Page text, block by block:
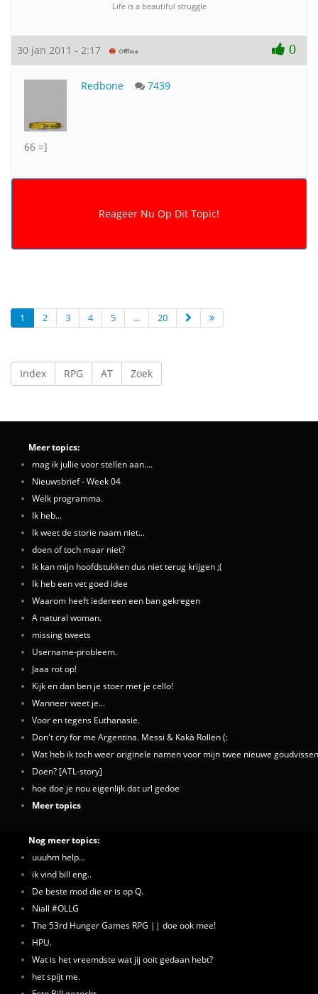
Life is a beautiful struggle
30 jan 2011 - 2:17 0
Redbone 7439
66 =]
1 2 3 4 5 ... 20
Index RPG AT Zoek
Meer topics:
mag ik jullie voor stellen aan....
Nieuwsbrief - Week 04
Welk programma.
Ik heb...
Ik weet de storie naam niet...
doen of toch maar niet?
Ik kan mijn hoofdstukken dus niet terug krijgen ;(
Ik heb een vet goed idee
Waarom heeft iedereen een ban gekregen
A natural woman.
missing tweets
Username-probleem.
Jaaa rot op!
Kijk en dan ben je stoer met je cello!
Wanneer weet je...
Voor en tegens Euthanasie.
Don't cry for me Argentina. Messi & Kakà Rollen (:
Wat heb ik toch weer originele namen voor mijn twee nieuwe
Doen? [ATL-story]
hoe doe je nou eigenlijk dat url gedoe
Meer topics
Nog meer topics:
uuuhm help...
ik vind bill eng..
De beste mod die er is op Q.
Niall #OLLG
The 53rd Hunger Games RPG || doe ook mee!
HPU.
Wat is het vreemdste wat jij ooit gedaan hebt?
het spijt me.